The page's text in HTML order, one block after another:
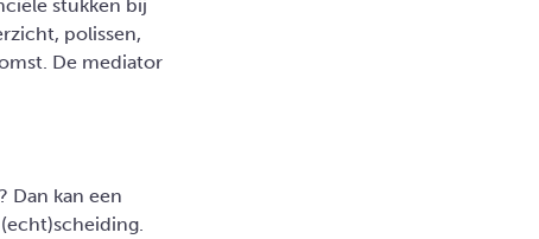
stukken bij
polissen,
De mediator
Dan kan een